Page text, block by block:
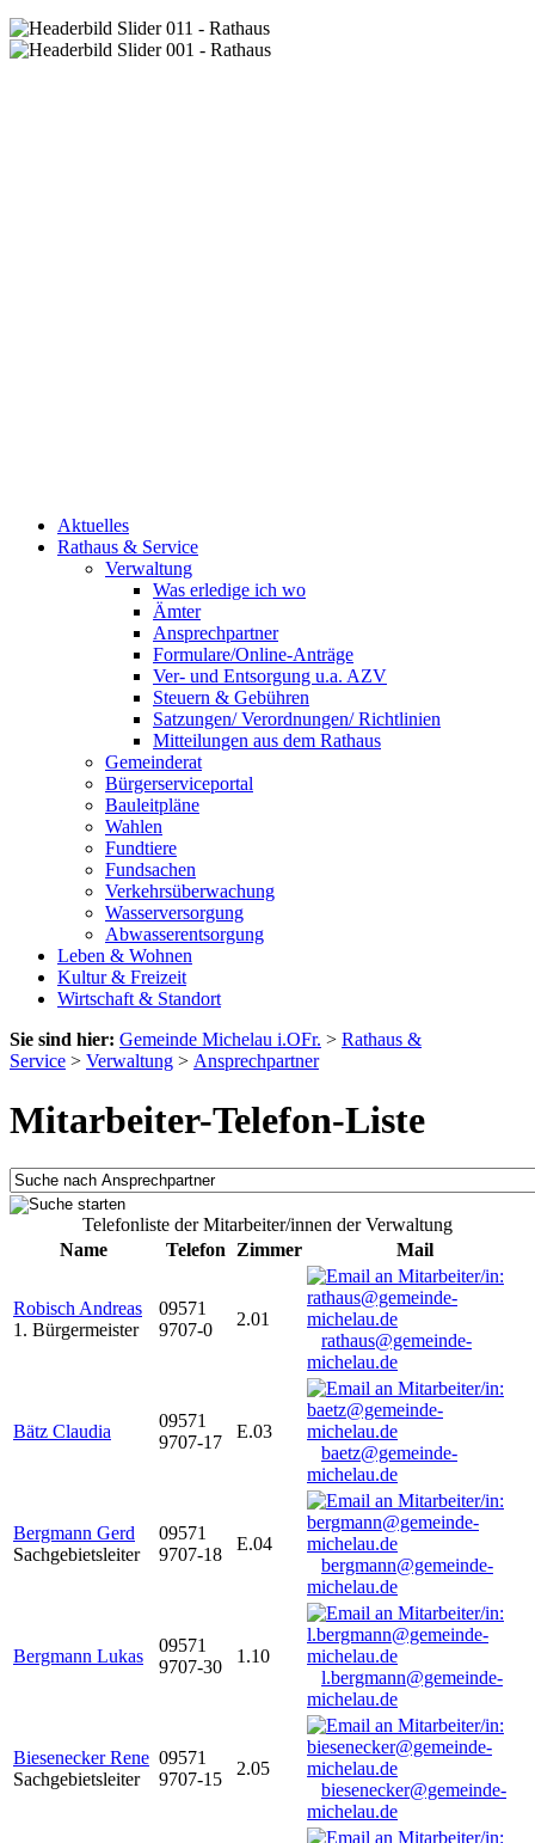
Aktuelles
Rathaus & Service
Verwaltung
Was erledige ich wo
Ämter
Ansprechpartner
Formulare/Online-Anträge
Ver- und Entsorgung u.a. AZV
Steuern & Gebühren
Satzungen/ Verordnungen/ Richtlinien
Mitteilungen aus dem Rathaus
Gemeinderat
Bürgerserviceportal
Bauleitpläne
Wahlen
Fundtiere
Fundsachen
Verkehrsüberwachung
Wasserversorgung
Abwasserentsorgung
Leben & Wohnen
Kultur & Freizeit
Wirtschaft & Standort
Sie sind hier: Gemeinde Michelau i.OFr. > Rathaus &
Service > Verwaltung > Ansprechpartner
Mitarbeiter-Telefon-Liste
Telefonliste der Mitarbeiter/innen der Verwaltung
Name
Telefon Zimmer Mail
Robisch Andreas
1. Bürgermeister
09571
9707-0
2.01
rathaus@gemeinde-
michelau.de
Bätz Claudia
09571
9707-17
E.03
baetz@gemeinde-
michelau.de
Bergmann Gerd
Sachgebietsleiter
09571
9707-18
E.04
bergmann@gemeinde-
michelau.de
Bergmann Lukas
09571
9707-30
1.10
l.bergmann@gemeinde-
michelau.de
Biesenecker Rene
Sachgebietsleiter
09571
9707-15
2.05
biesenecker@gemeinde-
michelau.de